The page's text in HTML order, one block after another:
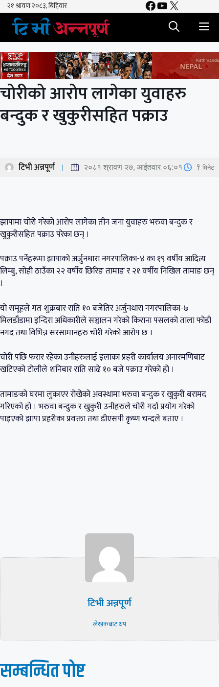
Skip
content
Facebook
YouTube
X
चोरीको आरोप लागेका युवाहरु
बन्दुक र खुकुरीसहित पक्राउ
टिभी अन्नपूर्ण २०८१ श्रावण २७, आईतवार ०६:०१ 1 मिनेट
झापामा चोरी गरेको आरोप लागेका तीन जना युवाहरु भरुवा बन्दुक र
खुकुरीसहित पक्राउ परेका छन् ।
पक्राउ पर्नेहरूमा झापाको अर्जुनधारा नगरपालिका-४ का १९ वर्षीय आदित्य
लिम्बु, सोही ठाउँका २२ वर्षीय छिरिङ तामाङ र २१ वर्षीय निखिल तामाङ छन्
।
यो समूहले गत शुक्रबार राति १० बजेतिर अर्जुनधारा नगरपालिका-७
मिलडाँडामा इन्दिरा अधिकारीले सञ्चालन गरेको किराना पसलको ताला फोडी
नगद तथा विभिन्न सरसामानहरु चोरी गरेको आरोप छ ।
चोरी पछि फरार रहेका उनीहरुलाई इलाका प्रहरी कार्यालय अनारमणिबाट
खटिएको टोलीले शनिबार राति साढे १० बजे पक्राउ गरेको हो ।
तामाङको घरमा लुकाएर रोखेको अवस्थामा भरुवा बन्दुक र खुकुरी बरामद
गरिएको हो । भरुवा बन्दुक र खुकुरी उनीहरुले चोरी गर्दा प्रयोग गरेको
पाइएको झापा प्रहरीका प्रवक्ता तथा डीएसपी कृष्ण चन्दले बताए ।
टिभी अन्नपूर्ण
लेखकबाट थप
सम्बन्धित पाेष्ट